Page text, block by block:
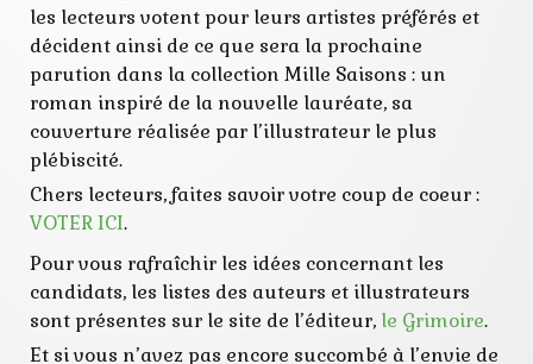
les lecteurs votent pour leurs artistes préférés et
décident ainsi de ce que sera la prochaine
parution dans la collection Mille Saisons : un
roman inspiré de la nouvelle lauréate, sa
couverture réalisée par l’illustrateur le plus
plébiscité.
Chers lecteurs, faites savoir votre coup de coeur :
VOTER ICI.
Pour vous rafraîchir les idées concernant les
candidats, les listes des auteurs et illustrateurs
sont présentes sur le site de l’éditeur, le Grimoire.
Et si vous n’avez pas encore succombé à l’envie de